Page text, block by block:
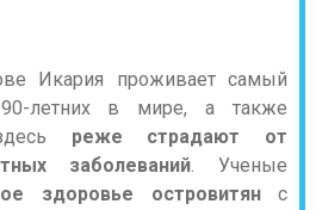
Икария проживает самый
летних в мире, а также
реже страдают от
заболеваний. Ученые
здоровье островитянс